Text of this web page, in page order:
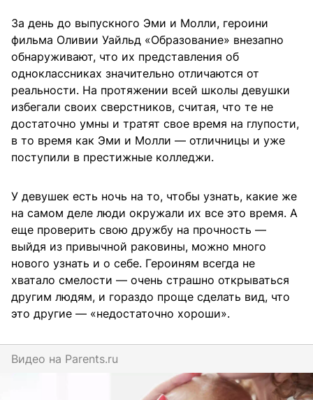
За день до выпускного Эми и Молли, героини
фильма Оливии Уайльд «Образование» внезапно
обнаруживают, что их представления об
одноклассниках значительно отличаются от
реальности. На протяжении всей школы девушки
избегали своих сверстников, считая, что те не
достаточно умны и тратят свое время на глупости,
в то время как Эми и Молли — отличницы и уже
поступили в престижные колледжи.
У девушек есть ночь на то, чтобы узнать, какие же
на самом деле люди окружали их все это время. А
еще проверить свою дружбу на прочность —
выйдя из привычной раковины, можно много
нового узнать и о себе. Героиням всегда не
хватало смелости — очень страшно открываться
другим людям, и гораздо проще сделать вид, что
это другие — «недостаточно хороши».
Видео на parents.ru